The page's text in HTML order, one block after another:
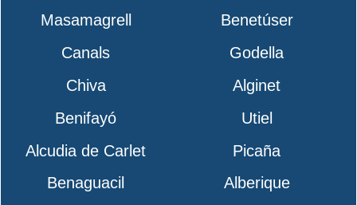
Masamagrell
Benetúser
Canals
Godella
Chiva
Alginet
Benifayó
Utiel
Alcudia de Carlet
Picaña
Benaguacil
Alberique